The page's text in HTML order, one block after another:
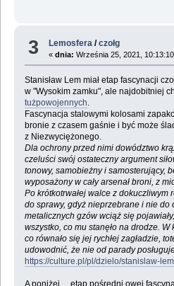
3 Lemosfera /czołg
«dnia: Września 25, 2021,
Stanisław Lem miał etap fascynacji
w "Wysokim zamku", ale najdobitniej
tużpowojennych.
Fascynacja stalowymi kolosami
bronie z czasem gaśnie i być może
z Niezwyciężonego.
Dla ochrony przed nimi dowództwo
czeluści swój ostateczny argument
tonowy, samobieżny i samosterujący,
wyposażony w cały arsenał broni, z
Po krótkotrwałej walce z dokuczliwym
do sprawy, gdyż nieprzebrane i nie do
metalicznych gzów wciąż się
wszystko, co mu stanęło na drodze.
co równało się jej rychłej zagładzie,
udowodnić, że nie od parady
https://culture.pl/pl/dzielo/stanislaw-